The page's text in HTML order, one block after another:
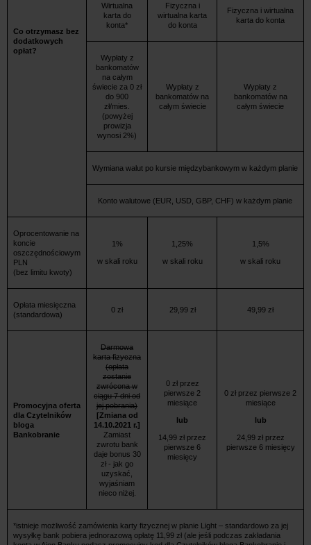
Co otrzymasz bez
dodatkowych
opłat?
Wirtualna
karta do
konta*
Fizyczna i
wirtualna karta
do konta
Fizyczna i wirtualna
karta do konta
Wypłaty z
bankomatów
na całym
świecie za 0 zł
do 900
zł/mies.
(powyżej
prowizja
wynosi 2%)
Wypłaty z
bankomatów na
całym świecie
Wypłaty z
bankomatów na
całym świecie
Wymiana walut po kursie międzybankowym w każdym planie
Konto walutowe (EUR, USD, GBP, CHF) w każdym planie
Oprocentowanie na
koncie
oszczędnościowym
PLN
(bez limitu kwoty)
1%
w skali roku
1,25%
w skali roku
1,5%
w skali roku
Opłata miesięczna
(standardowa)
0 zł 29,99 zł 49,99 zł
Promocyjna oferta
dla Czytelników
bloga
Bankobranie
Darmowa
karta fizyczna
(opłata
zostanie
zwrócona w
ciągu 7 dni od
jej pobrania)
[Zmiana od
14.10.2021 r.]
Zamiast
zwrotu bank
daje bonus 30
zł - jak go
uzyskać,
wyjaśniam
nieco niżej.
0 zł przez
pierwsze 2
miesiące
lub
14,99 zł przez
pierwsze 6
miesięcy
0 zł przez pierwsze 2
miesiące
lub
24,99 zł przez
pierwsze 6 miesięcy
*istnieje możliwość zamówienia karty fizycznej w planie Light – standardowo za jej
wysyłkę bank pobiera jednorazową opłatę 11,99 zł (ale jeśli podczas zakładania